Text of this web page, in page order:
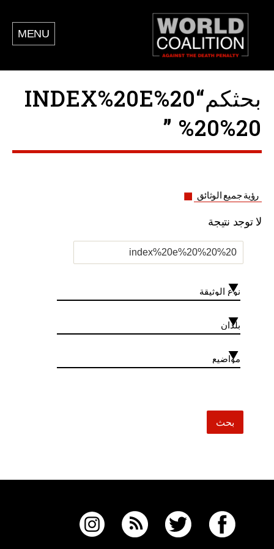
MENU
بحثكم“INDEX%20E%20
%20%20 ”
رؤية جميع الوثائق
لا توجد نتيجة